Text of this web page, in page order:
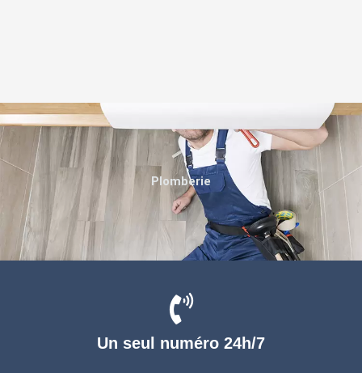
Un seul numéro 24h/7
Plomberie